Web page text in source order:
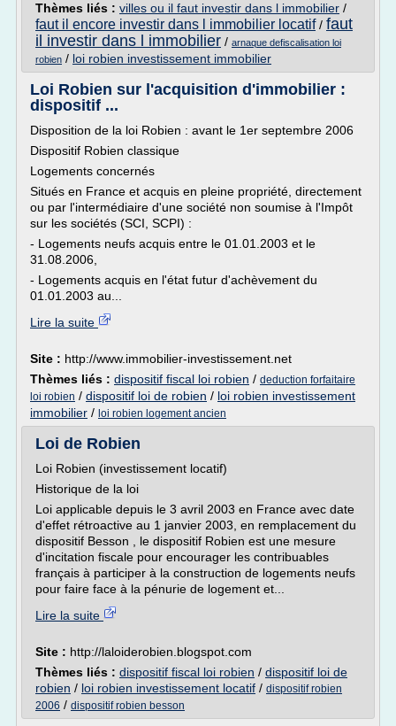
Thèmes liés : villes ou il faut investir dans l immobilier /
faut il encore investir dans l immobilier locatif/ faut
il investir dans l immobilier / arnaque defiscalisation loi
robien / loi robien investissement immobilier
Loi Robien sur l'acquisition d'immobilier :
dispositif ...
Disposition de la loi Robien : avant le 1er septembre 2006
Dispositif Robien classique
Logements concernés
Situés en France et acquis en pleine propriété, directement
ou par l'intermédiaire d'une société non soumise à l'Impôt
sur les sociétés (SCI, SCPI) :
- Logements neufs acquis entre le 01.01.2003 et le
31.08.2006,
- Logements acquis en l'état futur d'achèvement du
01.01.2003 au...
Lire la suite
Site : http://www.immobilier-investissement.net
Thèmes liés : dispositif fiscal loi robien / deduction forfaitaire
loi robien / dispositif loi de robien / loi robien investissement
immobilier / loi robien logement ancien
Loi de Robien
Loi Robien (investissement locatif)
Historique de la loi
Loi applicable depuis le 3 avril 2003 en France avec date
d'effet rétroactive au 1 janvier 2003, en remplacement du
dispositif Besson , le dispositif Robien est une mesure
d'incitation fiscale pour encourager les contribuables
français à participer à la construction de logements neufs
pour faire face à la pénurie de logement et...
Lire la suite
Site : http://laloiderobien.blogspot.com
Thèmes liés : dispositif fiscal loi robien / dispositif loi de
robien / loi robien investissement locatif / dispositif robien
2006 / dispositif robien besson